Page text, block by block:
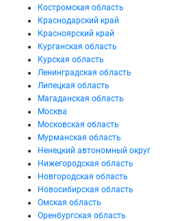
Костромская область
Краснодарский край
Красноярский край
Курганская область
Курская область
Ленинградская область
Липецкая область
Магаданская область
Москва
Московская область
Мурманская область
Ненецкий автономный округ
Нижегородская область
Новгородская область
Новосибирская область
Омская область
Оренбургская область